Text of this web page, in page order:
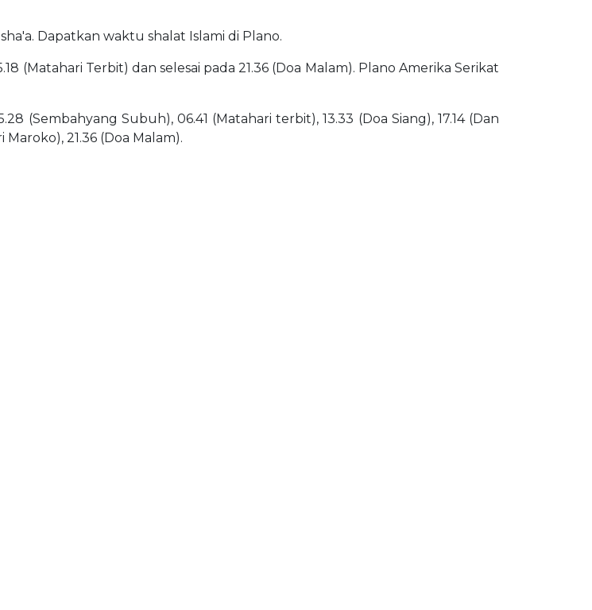
Dapatkan waktu shalat Islami di Plano.
(Matahari Terbit) dan selesai pada 21.36 (Doa Malam). Plano Amerika Serikat
(Sembahyang Subuh), 06.41 (Matahari terbit), 13.33 (Doa Siang), 17.14 (Dan
21.36 (Doa Malam).